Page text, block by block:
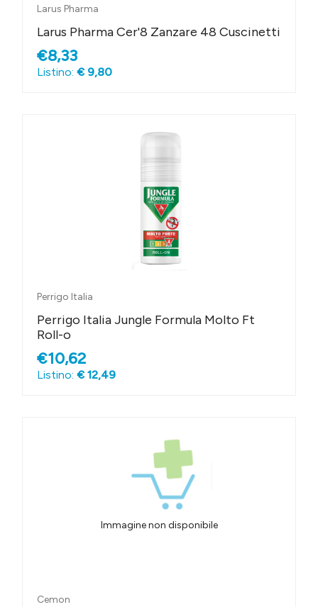
Larus Pharma
Larus Pharma Cer'8 Zanzare 48 Cuscinetti
€8,33
Listino: € 9,80
Perrigo Italia
Perrigo Italia Jungle Formula Molto Ft
Roll-o
€10,62
Listino: € 12,49
Immagine non disponibile
Cemon